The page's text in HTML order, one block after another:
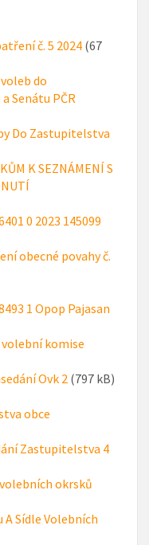
č. 5 2024 (67
do
Senátu PČR
Do Zastupitelstva
K SEZNÁMENÍ S
0 2023 145099
obecné povahy č.
1 Opop Pajasan
komise
Ovk 2(797 kB)
obce
Zastupitelstva 4
okrsků
A Sídle Volebních